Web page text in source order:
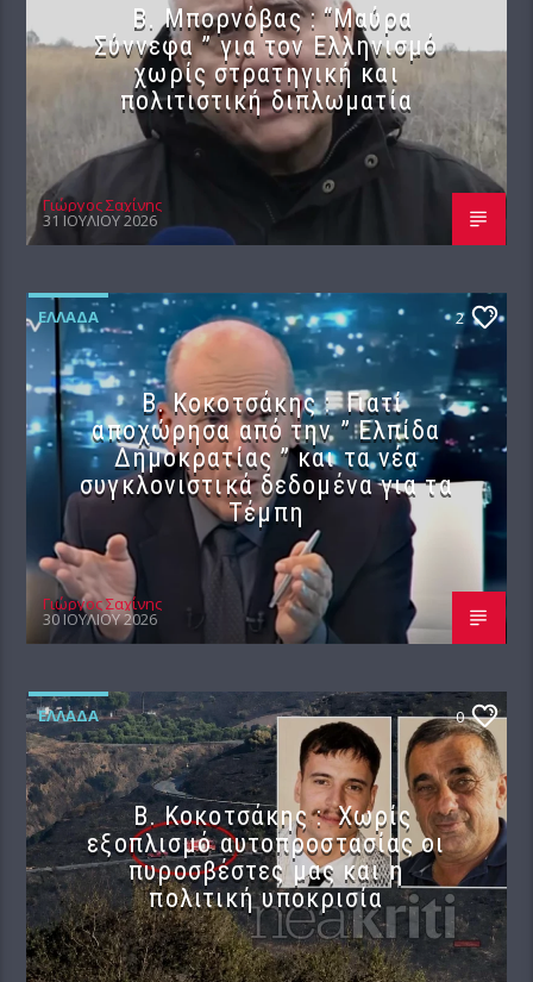
B. Μπορνόβας : “Μαύρα
Σύννεφα ” για τον Ελληνισμό
χωρίς στρατηγική και
πολιτιστική διπλωματία
Γιώργος Σαχίνης
31 ΙΟΥΛΊΟΥ 2026
ΕΛΛΆΔΑ 2
Β. Κοκοτσάκης : Γιατί
αποχώρησα από την ” Ελπίδα
Δημοκρατίας ” και τα νέα
συγκλονιστικά δεδομένα για τα
Τέμπη
Γιώργος Σαχίνης
30 ΙΟΥΛΊΟΥ 2026
ΕΛΛΆΔΑ 0
Β. Κοκοτσάκης : Χωρίς
εξοπλισμό αυτοπροστασίας οι
πυροσβέστες μας και η
πολιτική υποκρισία